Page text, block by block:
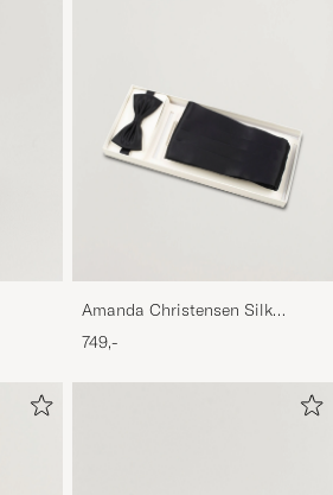
Tie 8
Amanda Christensen Silk
749,-